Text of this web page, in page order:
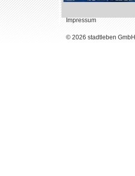
Datenschutz
Impressum
© 2026 stadtleben GmbH